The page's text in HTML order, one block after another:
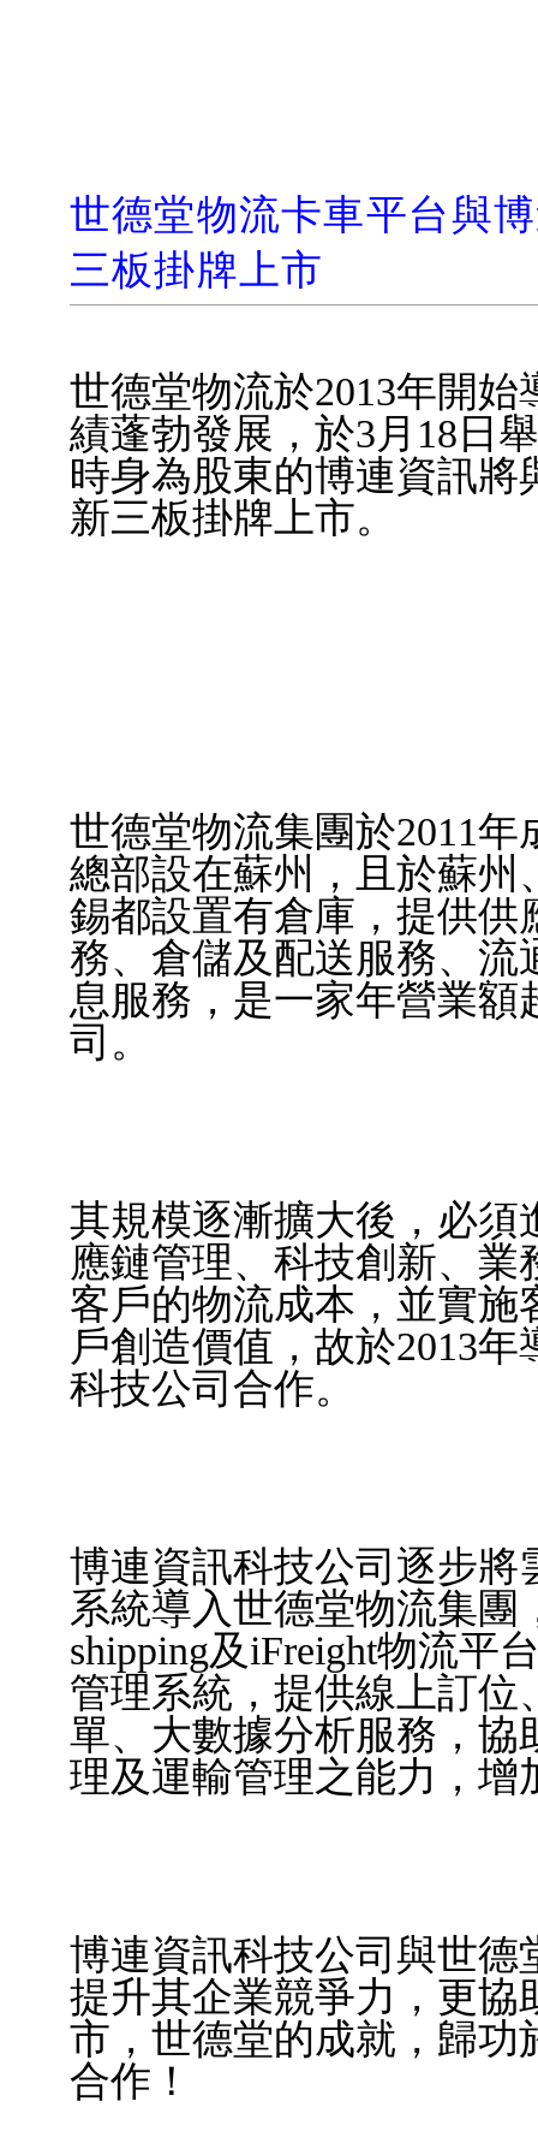
世德堂物流卡車平台與
三板掛牌上市
世德堂物流於2013年開始
績蓬勃發展，於3月 18 日
時身為股東的博連資訊
新三板掛牌上市。
世德堂物流集團於2011年
總部設在蘇州，且於蘇州
錫都設置有倉庫，提供供
務、倉儲及配送服務、流
息服務， 是一家年營業額
司。
其規模逐漸擴大後，必須
應鏈管理、科技創新、
客戶的物流成本，並實
戶創造價值，故於2013年
科技公司合作。
博連資訊科技公司逐步將
系統導入世德堂物流集團
shipping及iFreight物流平
管理系統，提供線上訂
單、大數據分析服務，協
理及運輸管理之能力，增
博連資訊科技公司與世德
提升其企業競爭力，更協
市，世德堂的成就，歸功
合作！